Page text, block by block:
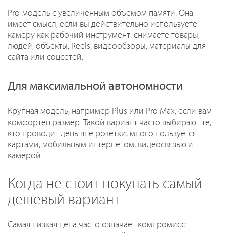
Pro-модель с увеличенным объемом памяти. Она
имеет смысл, если вы действительно используете
камеру как рабочий инструмент: снимаете товары,
людей, объекты, Reels, видеообзоры, материалы для
сайта или соцсетей.
Для максимальной автономности
Крупная модель, например Plus или Pro Max, если вам
комфортен размер. Такой вариант часто выбирают те,
кто проводит день вне розетки, много пользуется
картами, мобильным интернетом, видеосвязью и
камерой.
Когда не стоит покупать самый
дешевый вариант
Самая низкая цена часто означает компромисс: